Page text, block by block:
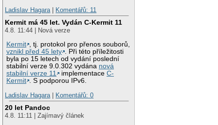
Ladislav Hagara | Komentářů: 11
Kermit má 45 let. Vydán C-Kermit 11
4.8. 11:44 | Nová verze
Kermit , tj. protokol pro přenos souborů,
vznikl před 45 lety . Při této příležitosti
byla po 15 letech od vydání poslední
stabilní verze 9.0.302 vydána nová
stabilní verze 11
implementaceC-
Kermit . S podporou IPv6.
Ladislav Hagara | Komentářů: 0
20 let Pandoc
4.8. 11:11 | Zajímavý článek